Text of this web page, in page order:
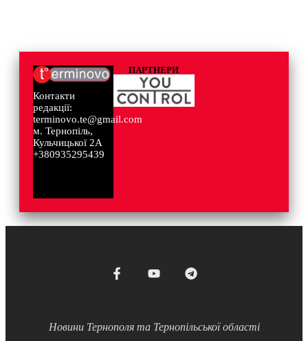
Контакти
редакції:
terminovo.te@gmail.com
м. Тернопіль,
Кульчицької 2А
+380935295439
ПАРТНЕРИ
Новини Тернополя та Тернопільської області